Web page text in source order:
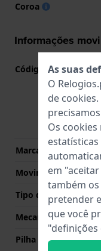
Coroa
Informações
Código do
Marca de movimento
Movimento suíço
Tipo de Mostrador
Mecanismo
Pilha
As suas
O
de cookies
Os cookies
em
também os
pretender
que você
"definições